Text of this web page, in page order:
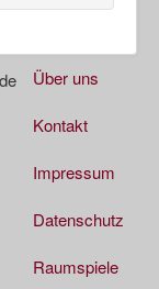
Über uns
Kontakt
Impressum
Datenschutz
Raumspiele